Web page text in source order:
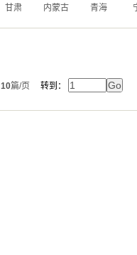
甘肃 内蒙古 青海
10篇/页 转到：